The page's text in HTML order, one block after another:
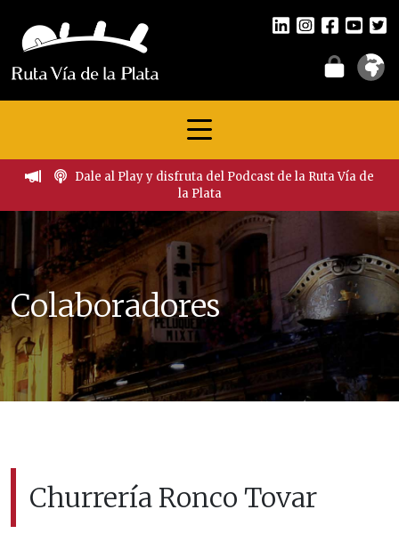
Dale al Play y disfruta del Podcast de la Ruta Vía de
la Plata
Colaboradores
Churrería Ronco Tovar